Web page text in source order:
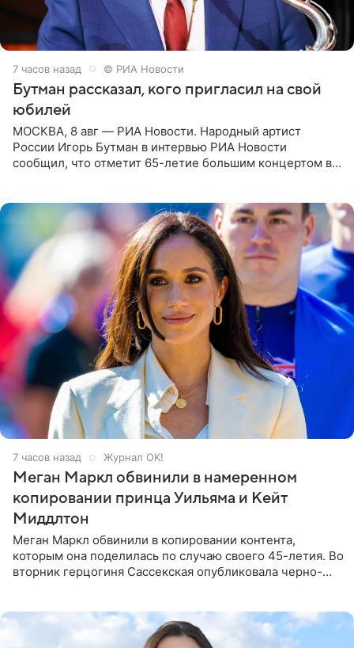
7 часов назад © РИА Новости
Бутман рассказал, кого пригласил на свой
юбилей
МОСКВА, 8 авг — РИА Новости. Народный артист
России Игорь Бутман в интервью РИА Новости
сообщил, что отметит 65-летие большим концертом в
7 часов назад Журнал OK!
Меган Маркл обвинили в намеренном
копировании принца Уильяма и Кейт
Миддлтон
Меган Маркл обвинили в копировании контента,
которым она поделилась по случаю своего 45-летия. Во
вторник герцогиня Сассекская опубликовала черно-